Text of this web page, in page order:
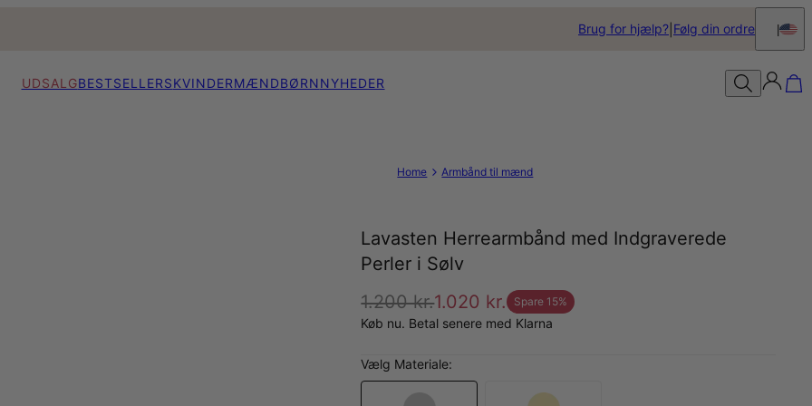
Brug for hjælp? Følg din ordre
UDSALGBESTSELLERSKVINDERMÆNDBØRNNYHEDER
Home Armbånd til mænd
Lavasten Herrearmbånd med Indgraverede
Perler i Sølv
1.200 kr.1.020 kr. Spare 15%
Køb nu. Betal senere med Klarna
Vælg Materiale: